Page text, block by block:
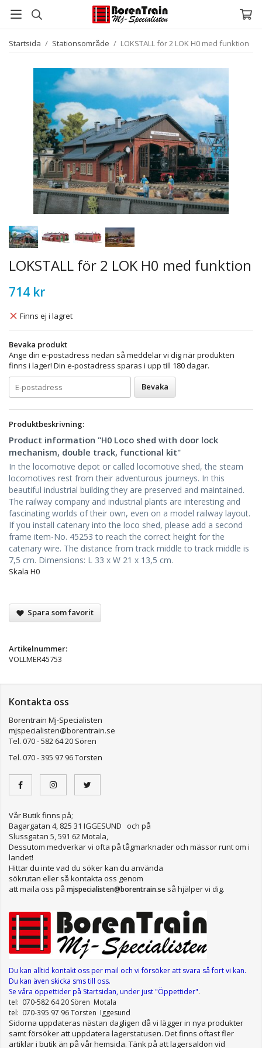
Startsida / Stationsområde / LOKSTALL för 2 LOK H0 med funktion
LOKSTALL för 2 LOK H0 med funktion
714 kr
Finns ej i lagret
Bevaka produkt
Ange din e-postadress nedan så meddelar vi dig när produkten
finns i lager! Din e-postadress sparas i upp till 180 dagar.
Bevaka
Produktbeskrivning:
Product information "H0 Loco shed with door lock
mechanism, double track, functional kit"
In the locomotive depot or called locomotive shed, the steam
locomotives rest from their adventurous journeys. In this
beautiful industrial building they are preserved and maintained.
The railway company and industrial plants are interesting and
fascinating worlds of their own, even on a model railway layout.
If you install catenary into the loco shed, please add a second
frame item-No. 45253 to reach the correct height for the
catenary wire. The distance from track middle to track middle is
7,5 cm. Dimensions: L 33 x W 21 x 13,5 cm.
Skala H0
Spara som favorit
Artikelnummer:
VOLLMER45753
Kontakta oss
Borentrain Mj-Specialisten
mjspecialisten@borentrain.se
Tel. 070 - 582 64 20 Sören
Tel. 070 - 395 97 96 Torsten
Vår Butik finns på;
Bagargatan 4, 825 31 IGGESUND och på
Slussgatan 5, 591 62 Motala,
Dessutom medverkar vi ofta på tågmarknader och mässor runt om i
landet!
Hittar du inte vad du söker kan du använda
sökrutan eller så kontakta oss genom
att maila oss på mjspecialisten@borentrain.se så hjälper vi dig.
Du kan alltid kontakt oss per mail och vi försöker att svara så fort vi kan.
Du kan även skicka sms till oss.
Se våra öppettiderpå Startsidan, under just "Öppettider".
tel: 070-582 64 20 Sören Motala
tel: 070-395 97 96 Torsten Iggesund
Sidorna uppdateras nästan dagligen då vi lägger in nya produkter
samt försöker att uppdatera lagerstatusen. Det finns oftast fler
artiklar i butik än på vår hemsida. Tänk på att lagersaldon vid